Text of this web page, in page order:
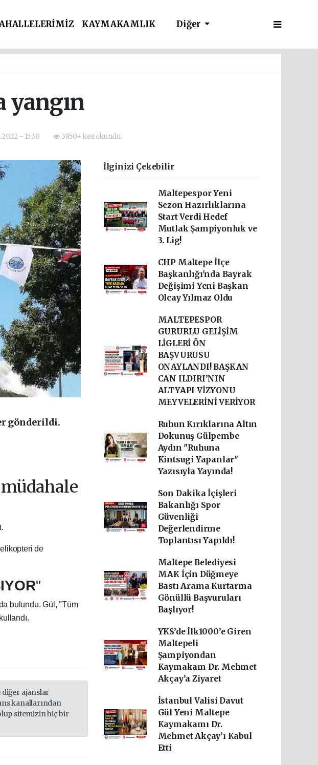
KAYMAKAMLIK
Diğer
yangın
- 15:30 3850+ kez okundu.
gönderildi.
de
"
bulundu. Gül, "Tüm
diğer ajanslar
kanallarından
sitemizin hiç bir
İlginizi Çekebilir
Maltepespor Yeni
Sezon Hazırlıklarına
Start Verdi Hedef
Mutlak Şampiyonluk ve
3. Lig!
CHP Maltepe İlçe
Başkanlığı'nda Bayrak
Değişimi Yeni Başkan
Olcay Yılmaz Oldu
MALTEPESPOR
GURURLU GELİŞİM
LİGLERİ ÖN
BAŞVURUSU
ONAYLANDI! BAŞKAN
CAN ILDIRI’NIN
ALTYAPI VİZYONU
MEYVELERİNİ VERİYOR
Ruhun Kırıklarına Altın
Dokunuş Gülpembe
Aydın "Ruhuna
Kintsugi Yapanlar"
Yazısıyla Yayında!
Son Dakika İçişleri
Bakanlığı Spor
Güvenliği
Değerlendirme
Toplantısı Yapıldı!
Maltepe Belediyesi
MAK İçin Düğmeye
Bastı Arama Kurtarma
Gönüllü Başvuruları
Başlıyor!
YKS’de İlk1000’e Giren
Maltepeli
Şampiyondan
Kaymakam Dr. Mehmet
Akçay’a Ziyaret
İstanbul Valisi Davut
Gül Yeni Maltepe
Kaymakamı Dr.
Mehmet Akçay’ı Kabul
Etti